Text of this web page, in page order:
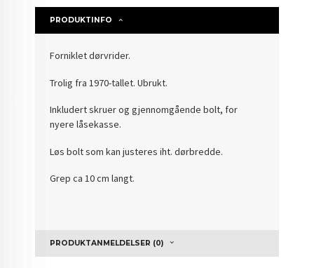
PRODUKTINFO
Forniklet dørvrider.
Trolig fra 1970-tallet. Ubrukt.
Inkludert skruer og gjennomgående bolt, for
nyere låsekasse.
Løs bolt som kan justeres iht. dørbredde.
Grep ca 10 cm langt.
PRODUKTANMELDELSER (0)